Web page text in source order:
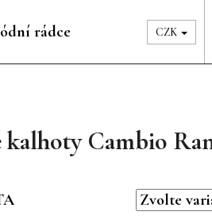
rádce Péče & Šatník
CZK
kalhoty Cambio